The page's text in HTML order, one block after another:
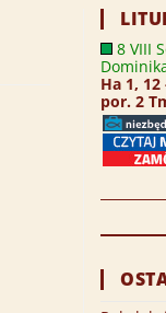
8 VIII
Ha 1, 12
por. 2